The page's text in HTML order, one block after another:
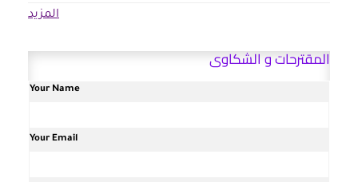
المقترحات و الشكاوى
Your Name
Your Email
المزيد